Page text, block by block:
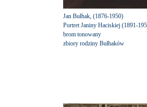
Jan Bułhak, (1876-1950)
Portret Janiny Haciskiej (1891-
brom tonowany
zbiory rodziny Bułhaków